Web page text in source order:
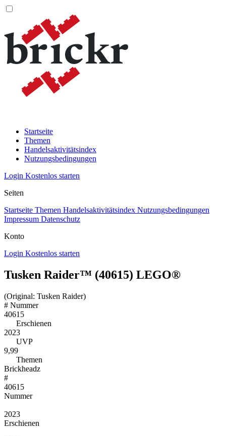
Startseite
Themen
Handelsaktivitätsindex
Nutzungsbedingungen
Login Kostenlos starten
Seiten
Startseite Themen Handelsaktivitätsindex Nutzungsbedingungen
Impressum Datenschutz
Konto
Login Kostenlos starten
Tusken Raider™ (40615) LEGO®
(Original: Tusken Raider)
# Nummer
40615
Erschienen
2023
UVP
9,99
Themen
Brickheadz
#
40615
Nummer
2023
Erschienen